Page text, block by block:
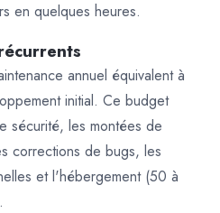
en quelques heures.
annuel équivalent à
initial. Ce budget
sécurité, les montées de
corrections de bugs, les
et l'hébergement (50 à